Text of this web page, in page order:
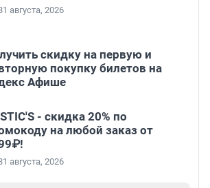
августа, 2026
скидку на первую и
покупку билетов на
Афише
- скидка 20% по
на любой заказ от
августа, 2026